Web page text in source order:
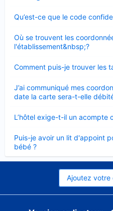
Qu’est-ce que le code
fermé
Où se trouvent les
l'établissement&nbsp;?
fermé
Comment puis-je trouver les
fermé
J’ai communiqué mes
date la carte sera-t-elle
fermé
L’hôtel exige-t-il un acompte
fermé
Puis-je avoir un lit d'appoint
bébé ?
fermé
Ajoutez votre